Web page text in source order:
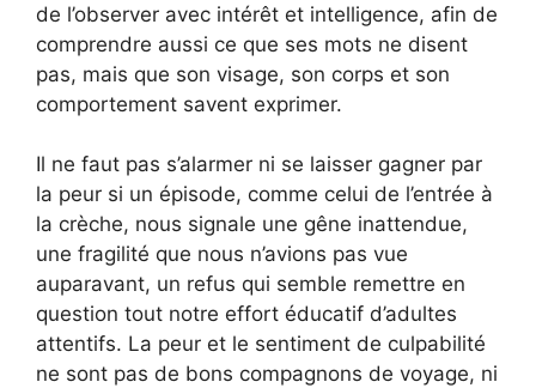
de l’observer avec intérêt et intelligence, afin de
comprendre aussi ce que ses mots ne disent
pas, mais que son visage, son corps et son
comportement savent exprimer.
Il ne faut pas s’alarmer ni se laisser gagner par
la peur si un épisode, comme celui de l’entrée à
la crèche, nous signale une gêne inattendue,
une fragilité que nous n’avions pas vue
auparavant, un refus qui semble remettre en
question tout notre effort éducatif d’adultes
attentifs. La peur et le sentiment de culpabilité
ne sont pas de bons compagnons de voyage, ni